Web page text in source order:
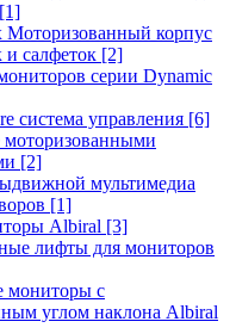
[1]
Моторизованный корпус
и салфеток [2]
серии Dynamic
система управления [6]
моторизованными
[2]
мультимедиа
[1]
Albiral [3]
лифты для мониторов
с
углом наклона Albiral